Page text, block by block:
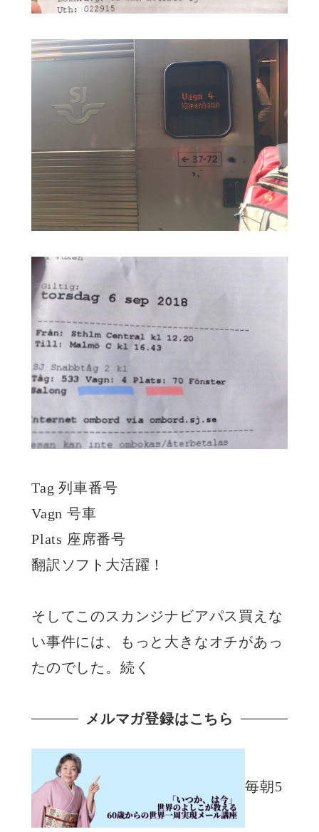
Tag 列車番号
Vagn 号車
Plats 座席番号
翻訳ソフト大活躍！
そしてこのスカンジナビアパス買えな
い事件には、もっと大きなオチがあっ
たのでした。続く
メルマガ登録はこちら
毎朝5